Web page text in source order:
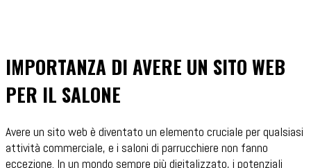
IMPORTANZA DI AVERE UN SITO WEB
PER IL SALONE
Avere un sito web è diventato un elemento cruciale per qualsiasi
attività commerciale, e i saloni di parrucchiere non fanno
eccezione. In un mondo sempre più digitalizzato, i potenziali